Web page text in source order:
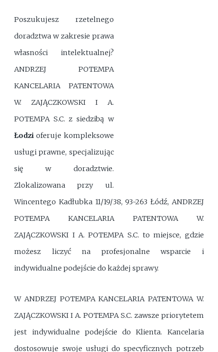
Poszukujesz rzetelnego
doradztwa w zakresie prawa
własności intelektualnej?
ANDRZEJ POTEMPA
KANCELARIA PATENTOWA
W. ZAJĄCZKOWSKI I A.
POTEMPA S.C. z siedzibą w
Łodzi oferuje kompleksowe
usługi prawne, specjalizując
się w doradztwie.
Zlokalizowana przy ul.
Wincentego Kadłubka 11/19/38, 93-263 Łódź, ANDRZEJ
POTEMPA KANCELARIA PATENTOWA W.
ZAJĄCZKOWSKI I A. POTEMPA S.C. to miejsce, gdzie
możesz liczyć na profesjonalne wsparcie i
indywidualne podejście do każdej sprawy.
W ANDRZEJ POTEMPA KANCELARIA PATENTOWA W.
ZAJĄCZKOWSKI I A. POTEMPA S.C. zawsze priorytetem
jest indywidualne podejście do Klienta. Kancelaria
dostosowuje swoje usługi do specyficznych potrzeb